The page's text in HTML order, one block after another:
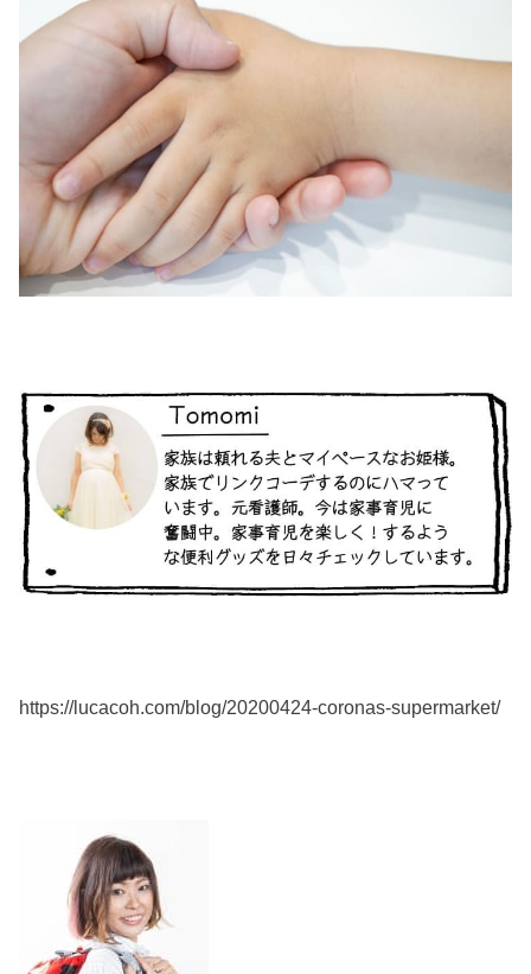
https://lucacoh.com/blog/20200424-coronas-supermarket/